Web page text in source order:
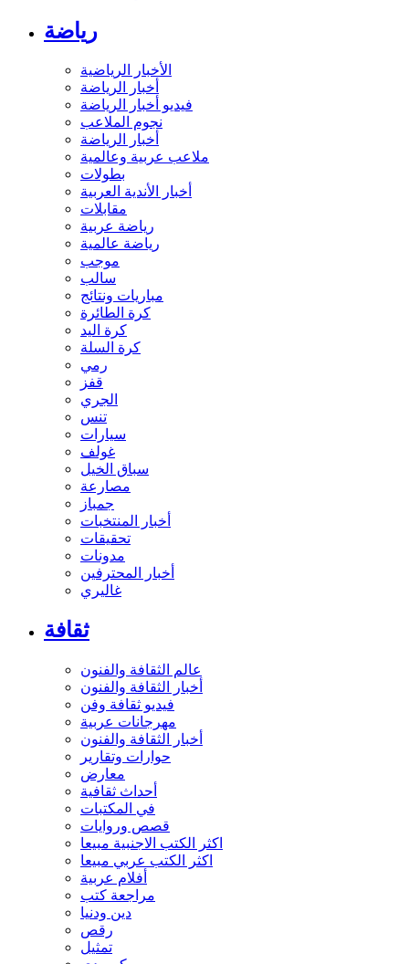
رياضة
الأخبار الرياضية
أخبار الرياضة
فيديو أخبار الرياضة
نجوم الملاعب
أخبار الرياضة
ملاعب عربية وعالمية
بطولات
أخبار الأندية العربية
مقابلات
رياضة عربية
رياضة عالمية
موجب
سالب
مباريات ونتائج
كرة الطائرة
كرة اليد
كرة السلة
رمي
قفز
الجري
تنس
سيارات
غولف
سباق الخيل
مصارعة
جمباز
أخبار المنتخبات
تحقيقات
مدونات
أخبار المحترفين
غاليري
ثقافة
عالم الثقافة والفنون
أخبار الثقافة والفنون
فيديو ثقافة وفن
مهرجانات عربية
أخبار الثقافة والفنون
حوارات وتقارير
معارض
أحداث ثقافية
في المكتبات
قصص وروايات
اكثر الكتب الاجنبية مبيعا
اكثر الكتب عربي مبيعا
أفلام عربية
مراجعة كتب
دين ودنيا
رقص
تمثيل